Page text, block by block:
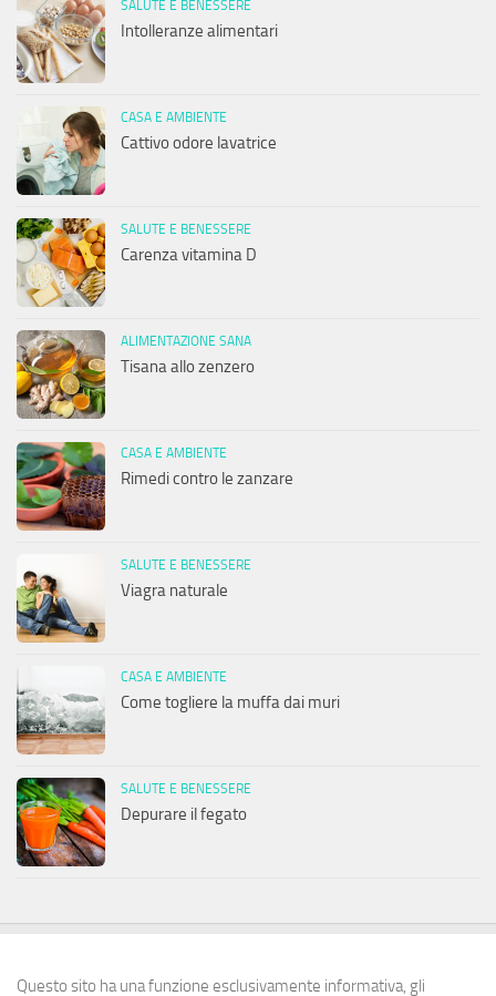
SALUTE E BENESSERE
Intolleranze alimentari
CASA E AMBIENTE
Cattivo odore lavatrice
SALUTE E BENESSERE
Carenza vitamina D
ALIMENTAZIONE SANA
Tisana allo zenzero
CASA E AMBIENTE
Rimedi contro le zanzare
SALUTE E BENESSERE
Viagra naturale
CASA E AMBIENTE
Come togliere la muffa dai muri
SALUTE E BENESSERE
Depurare il fegato
Questo sito ha una funzione esclusivamente informativa, gli